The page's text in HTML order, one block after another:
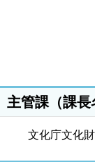
主管課（課長
文化庁文化